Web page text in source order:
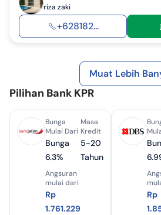
riza zaki
+628182...
Muat Lebih
Pilihan Bank KPR
Bunga
Mulai Dari
Bunga
6.3%
Angsuran
mulai dari
Rp
1.761.229
Masa
Kredit
5-20
Tahun
Rp